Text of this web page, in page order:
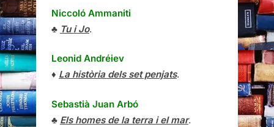
Niccoló Ammaniti
♣ Tu i Jo.
Leonid Andréiev
♦ La història dels set penjats.
Sebastià Juan Arbó
♣ Els homes de la terra i el mar.